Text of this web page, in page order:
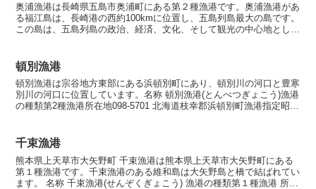
奥浦漁港は長崎県五島市奥浦町にある第２種漁港です。奥浦漁港があ
る福江島は、長崎港の西約100kmに位置し、五島列島最大の島です。
この島は、五島列島の政治、経済、文化、そして観光の中心地として
頓別漁港
頓別漁港は宗谷地方東部にある浜頓別町にあり、頓別川の河口と豊寒
別川の河口に位置しています。名称 頓別漁港(とんべつぎょこう)漁港
の種類第2種漁港所在地098-5701 北海道枝幸郡浜頓別町漁港指定昭和
千束漁港
熊本県上天草市大矢野町 千束漁港は熊本県上天草市大矢野町にある
第１種漁港です。千束漁港のある維和島は大矢野島と橋で結ばれてい
ます。 名称 千束漁港(せんぞくぎょこう) 漁港の種類第１種漁港 所在